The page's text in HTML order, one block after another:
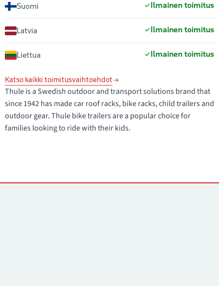
Suomi Ilmainen toimitus
Latvia Ilmainen toimitus
Liettua Ilmainen toimitus
Katso kaikki toimitusvaihtoehdot
Thule is a Swedish outdoor and transport solutions brand that
since 1942 has made car roof racks, bike racks, child trailers and
outdoor gear. Thule bike trailers are a popular choice for
families looking to ride with their kids.